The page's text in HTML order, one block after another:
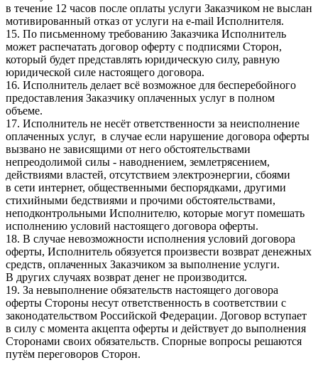
в течение 12 часов после оплаты услуги Заказчиком не выслан
мотивированный отказ от услуги на e-mail Исполнителя.
15. По письменному требованию Заказчика Исполнитель
может распечатать договор оферту с подписями Сторон,
который будет представлять юридическую силу, равную
юридической силе настоящего договора.
16. Исполнитель делает всё возможное для бесперебойного
предоставления Заказчику оплаченных услуг в полном
объеме.
17. Исполнитель не несёт ответственности за неисполнение
оплаченных услуг, в случае если нарушение договора оферты
вызвано не зависящими от него обстоятельствами
непреодолимой силы - наводнением, землетрясением,
действиями властей, отсутствием электроэнергии, сбоями
в сети интернет, общественными беспорядками, другими
стихийными бедствиями и прочими обстоятельствами,
неподконтрольными Исполнителю, которые могут помешать
исполнению условий настоящего договора оферты.
18. В случае невозможности исполнения условий договора
оферты, Исполнитель обязуется произвести возврат денежных
средств, оплаченных Заказчиком за выполнение услуги.
В других случаях возврат денег не производится.
19. За невыполнение обязательств настоящего договора
оферты Стороны несут ответственность в соответствии с
законодательством Российской Федерации. Договор вступает
в силу с момента акцепта оферты и действует до выполнения
Сторонами своих обязательств. Спорные вопросы решаются
путём переговоров Сторон.